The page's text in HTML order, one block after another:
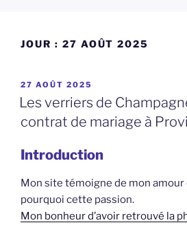
JOUR : 27 AOÛT 2025
PUBLIÉ
LE
27 AOÛT 2025
Les verriers de
contrat de mariage à
Introduction
Mon site témoigne de mon
pourquoi cette passion.
Mon bonheur d’avoir retrouvé la